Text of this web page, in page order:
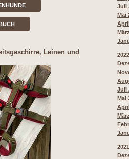
Leinen und
Juli
Mai
2022
Juli
Mai
2021